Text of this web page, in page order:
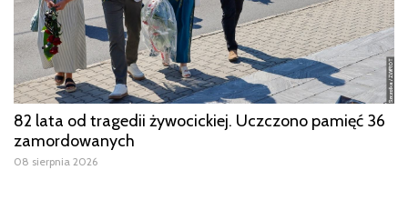
82 lata od tragedii żywocickiej. Uczczono pamięć 36
zamordowanych
08 sierpnia 2026